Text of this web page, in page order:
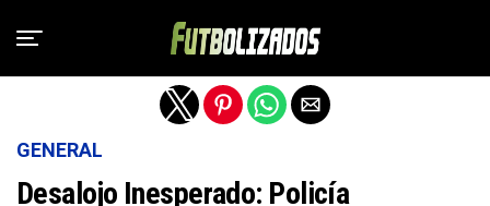
GENERAL
Desalojo Inesperado: Policía
Salir de la versión móvil